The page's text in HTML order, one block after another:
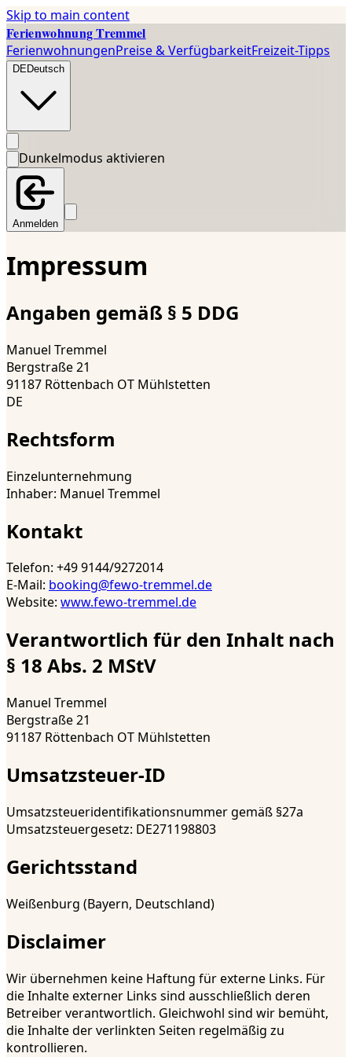
Skip to main content
Ferienwohnung Tremmel
FerienwohnungenPreise & VerfügbarkeitFreizeit-Tipps
DEDeutsch
Dunkelmodus aktivieren
Anmelden
Impressum
Angaben gemäß § 5 DDG
Manuel Tremmel
Bergstraße 21
91187 Röttenbach OT Mühlstetten
DE
Rechtsform
Einzelunternehmung
Inhaber: Manuel Tremmel
Kontakt
Telefon: +49 9144/9272014
E-Mail: booking@fewo-tremmel.de
Website: www.fewo-tremmel.de
Verantwortlich für den Inhalt nach
§ 18 Abs. 2 MStV
Manuel Tremmel
Bergstraße 21
91187 Röttenbach OT Mühlstetten
Umsatzsteuer-ID
Umsatzsteueridentifikationsnummer gemäß §27a
Umsatzsteuergesetz: DE271198803
Gerichtsstand
Weißenburg (Bayern, Deutschland)
Disclaimer
Wir übernehmen keine Haftung für externe Links. Für
die Inhalte externer Links sind ausschließlich deren
Betreiber verantwortlich. Gleichwohl sind wir bemüht,
die Inhalte der verlinkten Seiten regelmäßig zu
kontrollieren.